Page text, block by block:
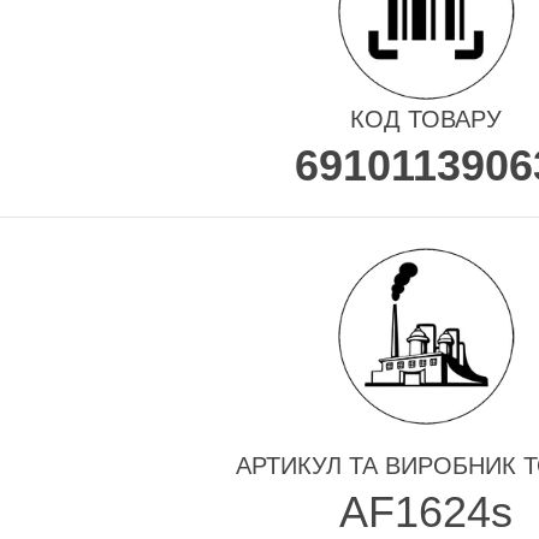
КОД ТОВАРУ
АРТИКУЛ ТА ВИРОБНИК
AF1624s